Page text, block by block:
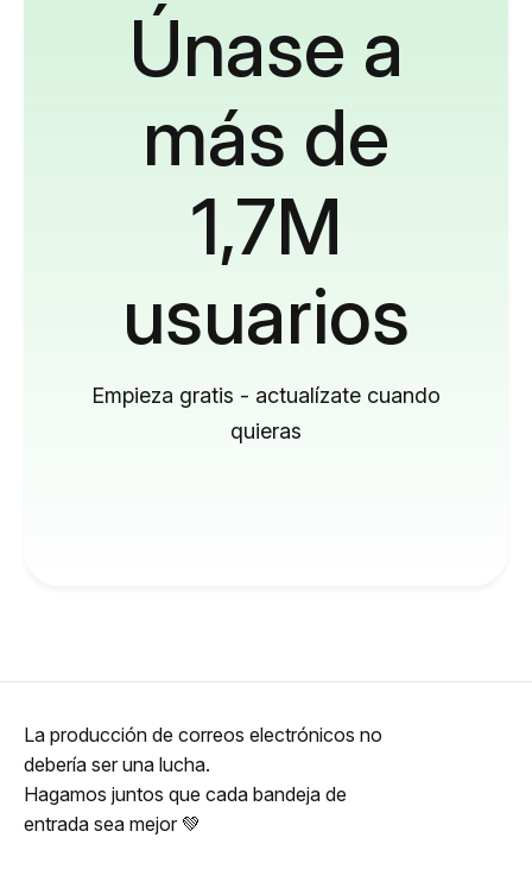
Únase a
más de
1,7M
usuarios
Empieza gratis - actualízate cuando
quieras
La producción de correos electrónicos no
debería ser una lucha.
Hagamos juntos que cada bandeja de
entrada sea mejor 💚